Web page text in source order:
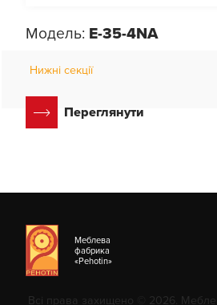
Модель: E-35-4NA
Нижні секції
Переглянути
Меблева
фабрика
«Pehotin»
Всі права захищено © 2026.